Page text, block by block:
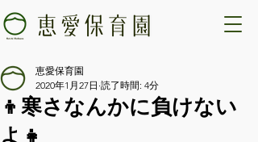
👦寒さなんかに負けない
よ👧
恵愛保育園
2020年1月27日 読了時間: 4分